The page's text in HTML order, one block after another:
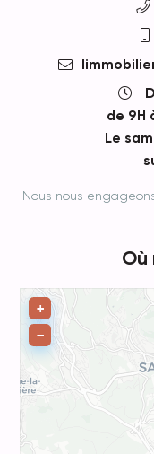
de 9H
Le
Nous nous
Où
+
−